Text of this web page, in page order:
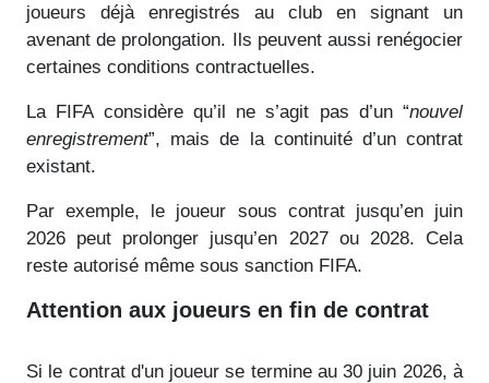
joueurs déjà enregistrés au club en signant un
avenant de prolongation. Ils peuvent aussi renégocier
certaines conditions contractuelles.
La FIFA considère qu’il ne s’agit pas d’un “nouvel
enregistrement”, mais de la continuité d’un contrat
existant.
Par exemple, le joueur sous contrat jusqu’en juin
2026 peut prolonger jusqu’en 2027 ou 2028. Cela
reste autorisé même sous sanction FIFA.
Attention aux joueurs en fin de contrat
Si le contrat d'un joueur se termine au 30 juin 2026, à